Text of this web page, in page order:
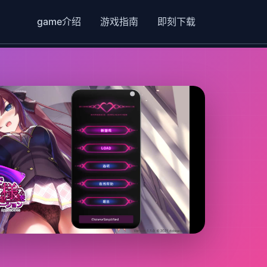
game介绍 游戏指南 即刻下载